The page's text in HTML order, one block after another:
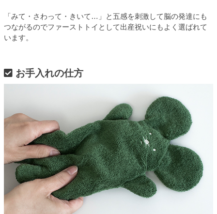
「みて・さわって・きいて…」と五感を刺激して脳の発達にも
つながるのでファーストトイとして出産祝いにもよく選ばれて
います。
お手入れの仕方